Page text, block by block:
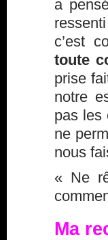
a
c’est
toute
prise
notre
pas les
ne
nous
« Ne
Ma